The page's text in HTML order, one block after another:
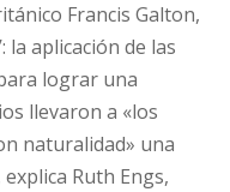
Francis Galton,
la aplicación de las
lograr una
llevaron a «los
naturalidad» una
explica Ruth Engs,